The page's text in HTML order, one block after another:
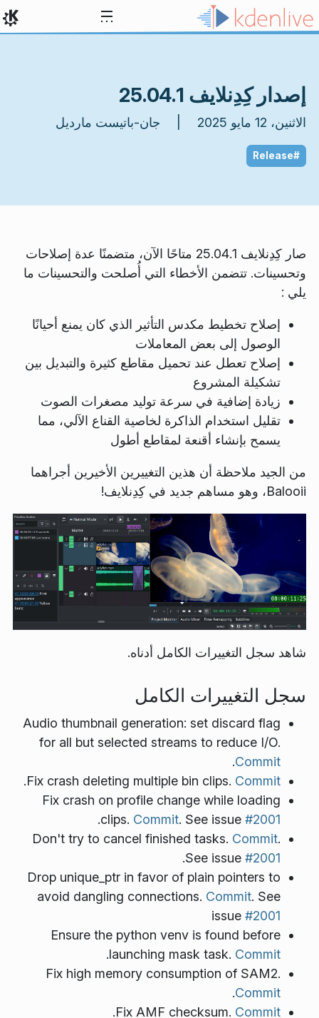
تخط المحتوى
إصدار كِدِنلايف 25.04.1
الاثنين، 12 مايو 2025 | جان-باتيست مارديل
#Release
صار كِدِنلايف 25.04.1 متاحًا الآن، متضمنًا عدة إصلاحات
وتحسينات. تتضمن الأخطاء التي أُصلحت والتحسينات ما
يلي :
إصلاح تخطيط مكدس التأثير الذي كان يمنع أحيانًا
الوصول إلى بعض المعاملات
إصلاح تعطل عند تحميل مقاطع كثيرة والتبديل بين
تشكيلة المشروع
زيادة إضافية في سرعة توليد مصغرات الصوت
تقليل استخدام الذاكرة لخاصية القناع الآلي، مما
يسمح بإنشاء أقنعة لمقاطع أطول
من الجيد ملاحظة أن هذين التغييرين الأخيرين أجراهما
Balooii، وهو مساهم جديد في كِدِنلايف!
شاهد سجل التغييرات الكامل أدناه.
سجل التغييرات الكامل
Audio thumbnail generation: set discard flag
for all but selected streams to reduce I/O.
Commit
.
Fix crash deleting multiple bin clips. Commit
.
Fix crash on profile change while loading
clips. Commit. See issue #2001
.
Don't try to cancel finished tasks. Commit.
See issue #2001
.
Drop unique_ptr in favor of plain pointers to
avoid dangling connections. Commit. See
issue #2001
Ensure the python venv is found before
launching mask task. Commit
.
Fix high memory consumption of SAM2.
Commit
.
Fix AMF checksum. Commit
.